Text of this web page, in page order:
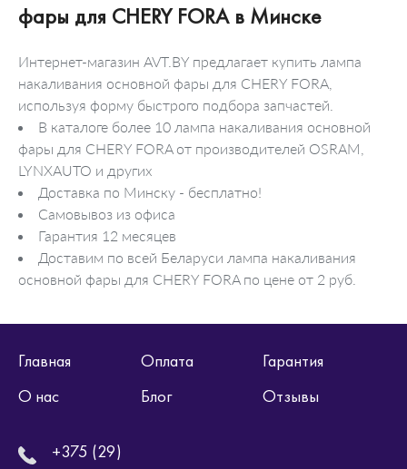
фары для CHERY FORA в Минске
Интернет-магазин AVT.BY предлагает купить лампа
накаливания основной фары для CHERY FORA,
используя форму быстрого подбора запчастей.
В каталоге более 10 лампа накаливания основной
фары для CHERY FORA от производителей OSRAM,
LYNXAUTO и других
Доставка по Минску - бесплатно!
Самовывоз из офиса
Гарантия 12 месяцев
Доставим по всей Беларуси лампа накаливания
основной фары для CHERY FORA по цене от 2 руб.
Главная Оплата
Гарантия
О нас
Блог Отзывы
+375 (29)